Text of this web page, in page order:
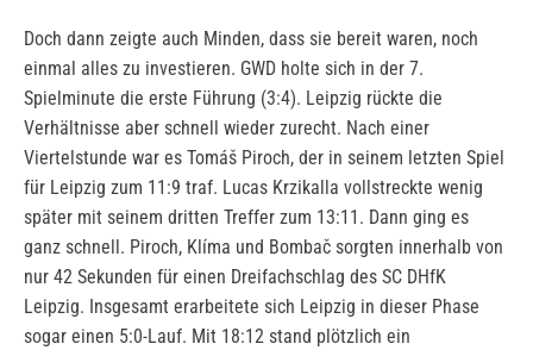
Doch dann zeigte auch Minden, dass sie bereit waren, noch
einmal alles zu investieren. GWD holte sich in der 7.
Spielminute die erste Führung (3:4). Leipzig rückte die
Verhältnisse aber schnell wieder zurecht. Nach einer
Viertelstunde war es Tomáš Piroch, der in seinem letzten Spiel
für Leipzig zum 11:9 traf. Lucas Krzikalla vollstreckte wenig
später mit seinem dritten Treffer zum 13:11. Dann ging es
ganz schnell. Piroch, Klíma und Bombač sorgten innerhalb von
nur 42 Sekunden für einen Dreifachschlag des SC DHfK
Leipzig. Insgesamt erarbeitete sich Leipzig in dieser Phase
sogar einen 5:0-Lauf. Mit 18:12 stand plötzlich ein